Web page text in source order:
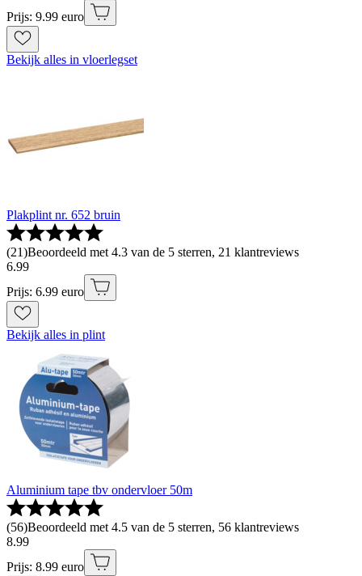
Prijs: 9.99 euro
Bekijk alles in vloerlegset
Plakplint nr. 652 bruin
(21)Beoordeeld met 4.3 van de 5 sterren, 21 klantreviews
6.99
Prijs: 6.99 euro
Bekijk alles in plint
Aluminium tape tbv ondervloer 50m
(56)Beoordeeld met 4.5 van de 5 sterren, 56 klantreviews
8.99
Prijs: 8.99 euro